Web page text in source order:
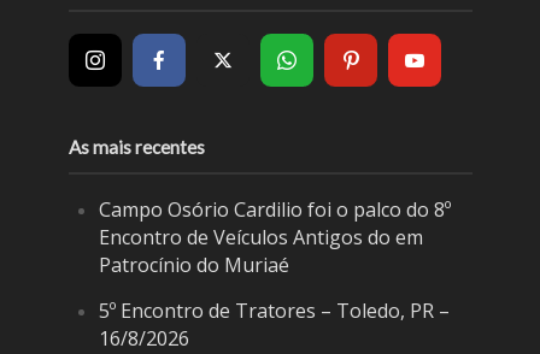
As mais recentes
Campo Osório Cardilio foi o palco do 8º
Encontro de Veículos Antigos do em
Patrocínio do Muriaé
5º Encontro de Tratores – Toledo, PR –
16/8/2026